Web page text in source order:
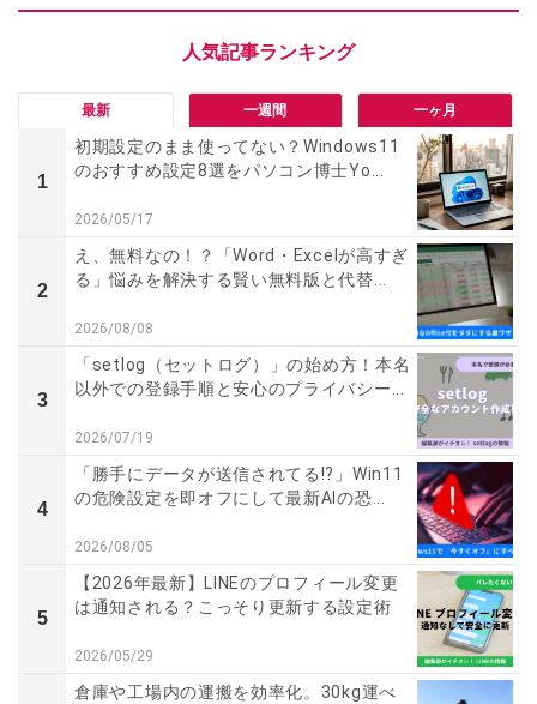
最新 一週間 一ヶ月
1
初期設定のまま使ってない？Windows11
のおすすめ設定8選をパソコン博士Yo...
2026/05/17
2
え、無料なの！？「Word・Excelが高すぎ
る」悩みを解決する賢い無料版と代替...
2026/08/08
3
「setlog（セットログ）」の始め方！本名
以外での登録手順と安心のプライバシー...
2026/07/19
4
「勝手にデータが送信されてる!?」Win11
の危険設定を即オフにして最新AIの恐...
2026/08/05
5
【2026年最新】LINEのプロフィール変更
は通知される？こっそり更新する設定術
2026/05/29
倉庫や工場内の運搬を効率化。30kg運べ